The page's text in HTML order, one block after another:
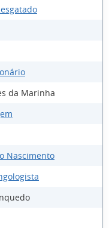
da Marinha
Nascimento